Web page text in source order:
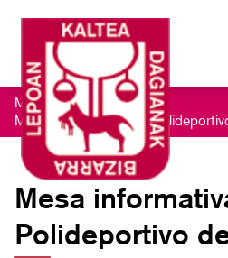
Módulo informativo /
Mesa informativa en el
Mesa
Polideportivo